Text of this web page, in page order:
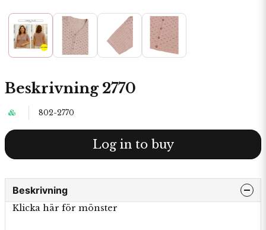
Beskrivning 2770
802-2770
Log in to buy
Beskrivning
Klicka här för mönster